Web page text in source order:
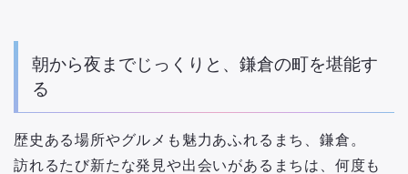
朝から夜までじっくりと、鎌倉の町を堪能す
る
歴史ある場所やグルメも魅力あふれるまち、鎌倉。
訪れるたび新たな発見や出会いがあるまちは、何度も